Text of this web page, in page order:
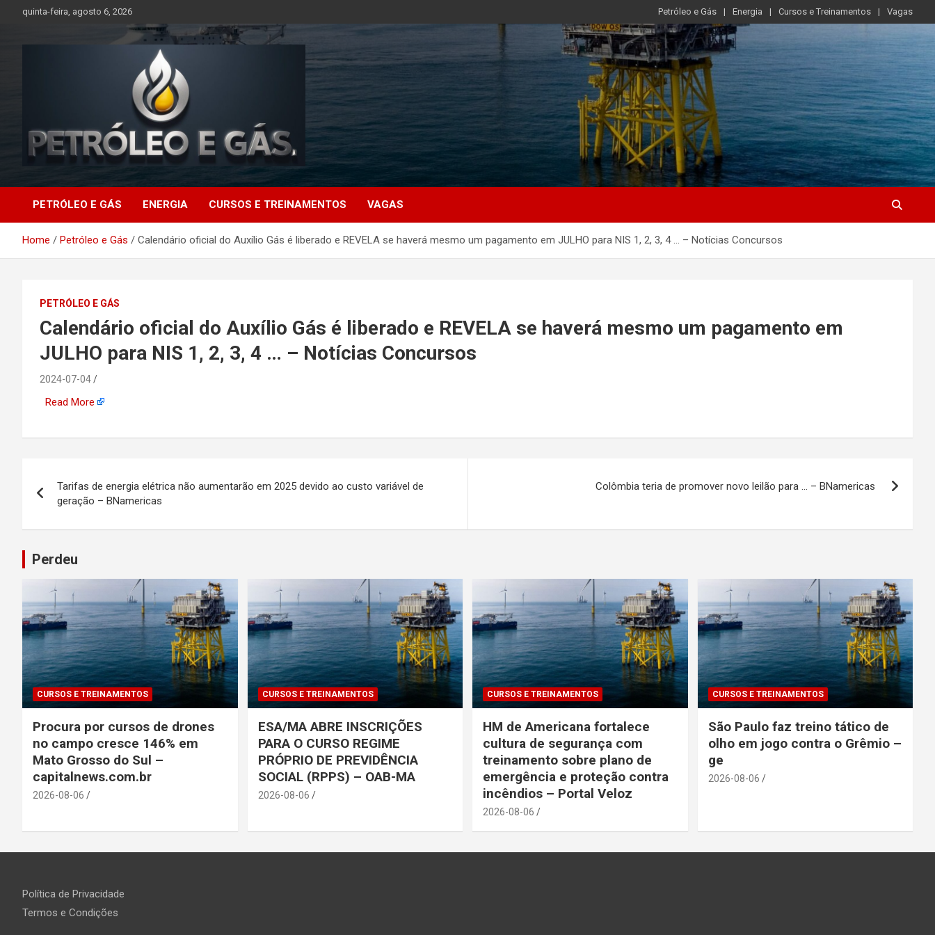
quinta-feira, agosto 6, 2026 Petróleo e Gás Energia Cursos e Treinamentos Vagas
Petróleo e Gás |
Últimas notícias
relacionadas a
petróleo, gás, vagas de
emprego, energia, setor
offshore, economia,
tecnologia, indústria
automotiva, mineração,
indústria naval, etc
PETRÓLEO E GÁS ENERGIA CURSOS E TREINAMENTOS VAGAS
Home Petróleo e Gás Calendário oficial do Auxílio Gás é liberado e REVELA se haverá mesmo um pagamento em JULHO para NIS 1, 2, 3, 4 … – Notícias Concursos
PETRÓLEO E GÁS
Calendário oficial do Auxílio Gás é liberado e REVELA se haverá mesmo um pagamento em
JULHO para NIS 1, 2, 3, 4 … – Notícias Concursos
2024-07-04
Read More
de
Post
Tarifas de energia elétrica não aumentarão em 2025 devido ao custo variável de
geração – BNamericas
Colômbia teria de promover novo leilão para … – BNamericas
Perdeu
CURSOS E TREINAMENTOS
Procura por cursos de drones
no campo cresce 146% em
Mato Grosso do Sul –
capitalnews.com.br
2026-08-06
CURSOS E TREINAMENTOS
ESA/MA ABRE INSCRIÇÕES
PARA O CURSO REGIME
PRÓPRIO DE PREVIDÊNCIA
SOCIAL (RPPS) – OAB-MA
2026-08-06
CURSOS E TREINAMENTOS
HM de Americana fortalece
cultura de segurança com
treinamento sobre plano de
emergência e proteção contra
incêndios – Portal Veloz
2026-08-06
CURSOS E TREINAMENTOS
São Paulo faz treino tático de
olho em jogo contra o Grêmio –
ge
2026-08-06
Política de Privacidade
Termos e Condições